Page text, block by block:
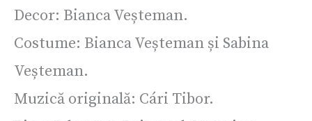
Decor: Bianca Veșteman.
Costume: Bianca Veșteman și Sabina
Veșteman.
Muzică originală: Cári Tibor.